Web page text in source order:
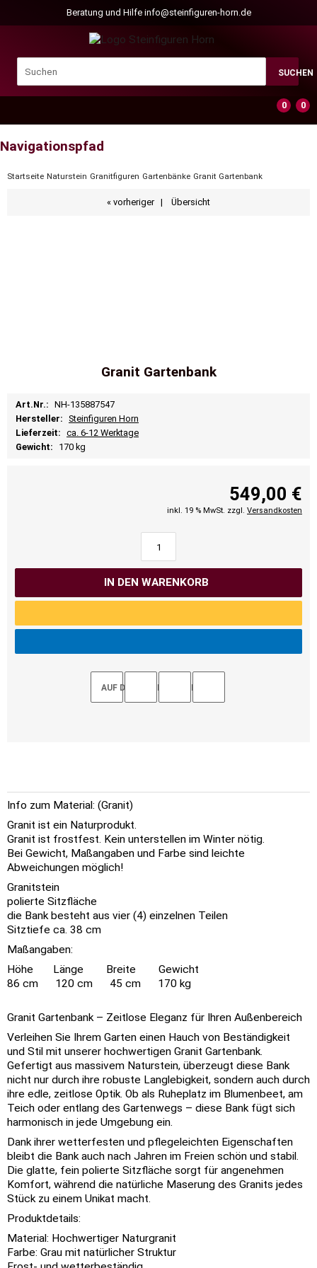
Beratung und Hilfe info@steinfiguren-horn.de
SUCHEN
0
0
Navigationspfad
Startseite Naturstein Granitfiguren Gartenbänke Granit Gartenbank
« vorheriger| Übersicht
Granit Gartenbank
Art.Nr.: NH-135887547
Hersteller: Steinfiguren Horn
Lieferzeit: ca. 6-12 Werktage
Gewicht:
170 kg
549,00 €
inkl. 19 % MwSt. zzgl. Versandkosten
IN DEN WARENKORB
AUF DEN MERKZETTEL
Info zum Material: (Granit)
Granit ist ein Naturprodukt.
Granit ist frostfest. Kein unterstellen im Winter nötig.
Bei Gewicht, Maßangaben und Farbe sind leichte
Abweichungen möglich!
Granitstein
polierte Sitzfläche
die Bank besteht aus vier (4) einzelnen Teilen
Sitztiefe ca. 38 cm
Maßangaben:
Höhe Länge Breite Gewicht
86 cm 120 cm 45 cm 170 kg
Granit Gartenbank – Zeitlose Eleganz für Ihren Außenbereich
Verleihen Sie Ihrem Garten einen Hauch von Beständigkeit
und Stil mit unserer hochwertigen Granit Gartenbank.
Gefertigt aus massivem Naturstein, überzeugt diese Bank
nicht nur durch ihre robuste Langlebigkeit, sondern auch durch
ihre edle, zeitlose Optik. Ob als Ruheplatz im Blumenbeet, am
Teich oder entlang des Gartenwegs – diese Bank fügt sich
harmonisch in jede Umgebung ein.
Dank ihrer wetterfesten und pflegeleichten Eigenschaften
bleibt die Bank auch nach Jahren im Freien schön und stabil.
Die glatte, fein polierte Sitzfläche sorgt für angenehmen
Komfort, während die natürliche Maserung des Granits jedes
Stück zu einem Unikat macht.
Produktdetails:
Material: Hochwertiger Naturgranit
Farbe: Grau mit natürlicher Struktur